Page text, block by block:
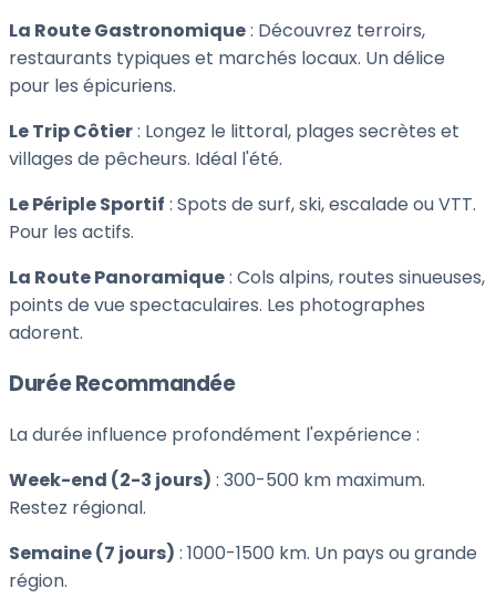
La Route Gastronomique: Découvrez terroirs,
restaurants typiques et marchés locaux. Un délice
pour les épicuriens.
Le Trip Côtier: Longez le littoral, plages secrètes et
villages de pêcheurs. Idéal l'été.
Le Périple Sportif : Spots de surf, ski, escalade ou VTT.
Pour les actifs.
La Route Panoramique: Cols alpins, routes sinueuses,
points de vue spectaculaires. Les photographes
adorent.
Durée Recommandée
La durée influence profondément l'expérience :
Week-end (2-3 jours) : 300-500 km maximum.
Restez régional.
Semaine (7 jours) : 1000-1500 km. Un pays ou grande
région.